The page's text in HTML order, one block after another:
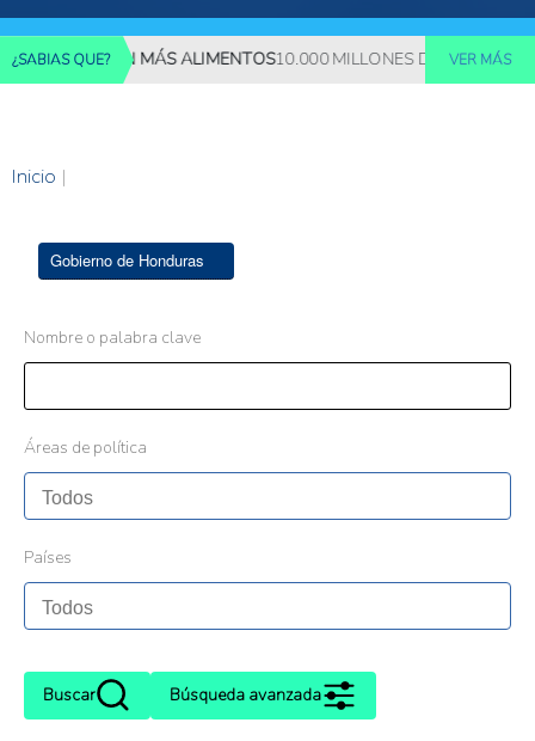
¿SABIAS QUE?MÁS ALIMENTOS10.000 MILLONES DE PERSONAS
VER MÁS
Inicio |
Gobierno de Honduras
Nombre o palabra clave
Áreas de política
Países
Buscar Búsqueda avanzada